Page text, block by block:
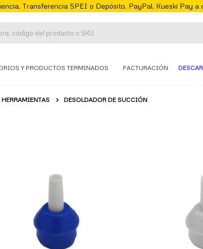
Transferencia SPEI o Depósito, PayPal, Kueski Pay
Y PRODUCTOS TERMINADOS FACTURACIÓN
DESOLDADOR DE SUCCIÓN